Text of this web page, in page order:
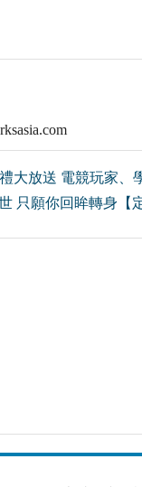
大放送 電競玩家、
只願你回眸轉身【